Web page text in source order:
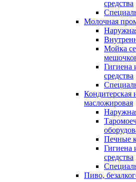
средства
Молочная
Мойка
Гигиена
средства
Кондитерская
масложировая
Печные
Гигиена
средства
Пиво,